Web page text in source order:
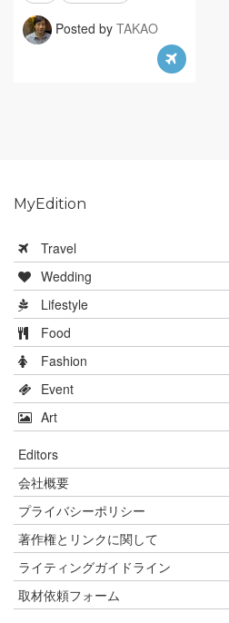
Posted by TAKAO
MyEdition
Travel
Wedding
Lifestyle
Food
Fashion
Event
Art
Editors
会社概要
プライバシーポリシー
著作権とリンクに関して
ライティングガイドライン
取材依頼フォーム